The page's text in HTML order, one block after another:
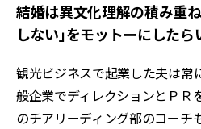
結婚は異文化理解の積み重ね
しない」をモットーにした
観光ビジネスで起業した夫は常
般企業でディレクションとＰＲ
のチアリーディング部のコーチ